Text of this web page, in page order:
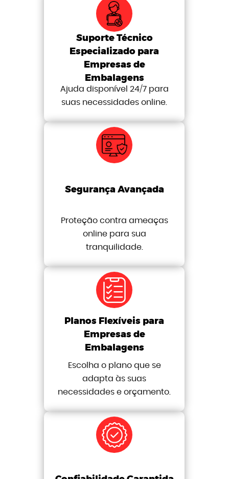
Suporte Técnico
Especializado para
Empresas de
Embalagens
Ajuda disponível 24/7 para
suas necessidades online.
Segurança Avançada
Proteção contra ameaças
online para sua
tranquilidade.
Planos Flexíveis para
Empresas de
Embalagens
Escolha o plano que se
adapta às suas
necessidades e orçamento.